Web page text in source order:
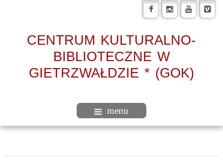
CENTRUM KULTURALNO-
BIBLIOTECZNE W
GIETRZWAŁDZIE * (GOK)
menu